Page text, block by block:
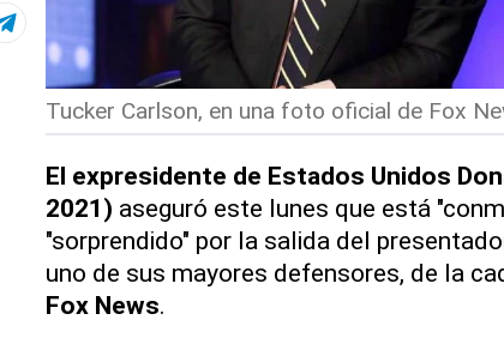
Tucker Carlson, en una foto oficial de Fox
El expresidente de Estados Unidos
2021) aseguró este lunes que está
"sorprendido" por la salida del
uno de sus mayores defensores, de la
Fox News.